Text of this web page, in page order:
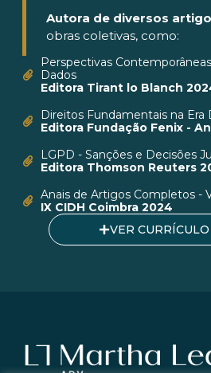
Autora de diversos
obras coletivas, como:
Perspectivas
Dados
Editora Tirant lo Blanch
Direitos Fundamentais na Era
Editora Fundação Fenix -
LGPD - Sanções e Decisões
Editora Thomson Reuters
Anais de Artigos Completos -
IX CIDH Coimbra 2024
VER